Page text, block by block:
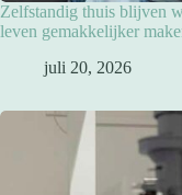
Zelfstandig thuis blijven
leven gemakkelijker
juli 20, 2026